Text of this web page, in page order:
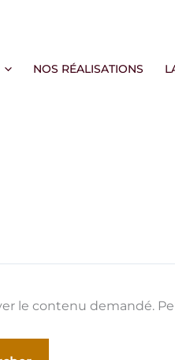
NOS RÉALISATIONS
le contenu demandé.